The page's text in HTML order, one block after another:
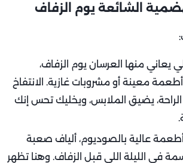
الشائعة يوم الزفاف
يعاني منها العرسان يوم الزفاف،
معينة أو مشروبات غازية. الانتفاخ
يضيق الملابس، ويخليك تحس إنك
أطعمة عالية بالصوديوم، ألياف صعبة
في الليلة اللي قبل الزفاف. وهنا تظهر